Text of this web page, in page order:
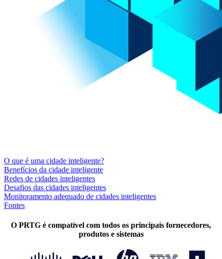
O que é uma cidade inteligente?
Benefícios da cidade inteligente
Redes de cidades inteligentes
Desafios das cidades inteligentes
Monitoramento adequado de cidades inteligentes
Fontes
O PRTG é compatível com todos os principais fornecedores,
produtos e sistemas